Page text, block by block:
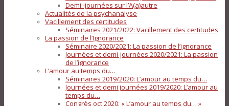
Demi -journées sur l’A(a)autre
Actualités de la psychanalyse
Vacillement des certitudes
Séminaires 2021/2022: Vacillement des certitudes
La passion de l’Ignorance
Séminaire 2020/2021: La passion de l’ignorance
Journées et demi-journées 2020/2021: La passion
de l’ignorance
L’amour au temps du…
Séminaires 2019/2020: L’amour au temps du…
Journées et demi journées 2019/2020: L’amour au
temps du…
Congrès oct 2020: « L’amour au temps du… »